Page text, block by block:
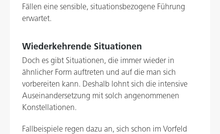
Fällen eine sensible, situationsbezogene Führung
erwartet.
Wiederkehrende Situationen
Doch es gibt Situationen, die immer wieder in
ähnlicher Form auftreten und auf die man sich
vorbereiten kann. Deshalb lohnt sich die intensive
Auseinandersetzung mit solch angenommenen
Konstellationen.
Fallbeispiele regen dazu an, sich schon im Vorfeld